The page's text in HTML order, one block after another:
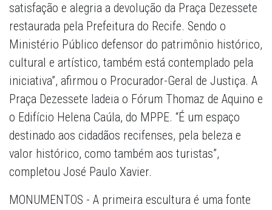
satisfação e alegria a devolução da Praça Dezessete
restaurada pela Prefeitura do Recife. Sendo o
Ministério Público defensor do patrimônio histórico,
cultural e artístico, também está contemplado pela
iniciativa”, afirmou o Procurador-Geral de Justiça. A
Praça Dezessete ladeia o Fórum Thomaz de Aquino e
o Edifício Helena Caúla, do MPPE. “É um espaço
destinado aos cidadãos recifenses, pela beleza e
valor histórico, como também aos turistas”,
completou José Paulo Xavier.
MONUMENTOS - A primeira escultura é uma fonte